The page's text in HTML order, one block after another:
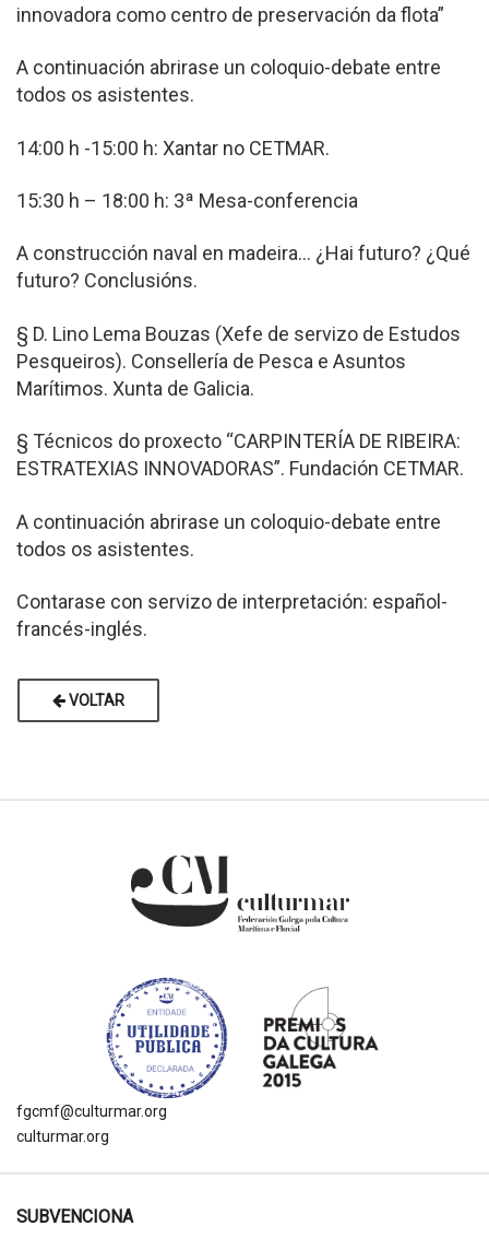
innovadora como centro de preservación da flota”
A continuación abrirase un coloquio-debate entre
todos os asistentes.
14:00 h -15:00 h: Xantar no CETMAR.
15:30 h – 18:00 h: 3ª Mesa-conferencia
A construcción naval en madeira… ¿Hai futuro? ¿Qué
futuro? Conclusións.
§ D. Lino Lema Bouzas (Xefe de servizo de Estudos
Pesqueiros). Consellería de Pesca e Asuntos
Marítimos. Xunta de Galicia.
§ Técnicos do proxecto “CARPINTERÍA DE RIBEIRA:
ESTRATEXIAS INNOVADORAS”. Fundación CETMAR.
A continuación abrirase un coloquio-debate entre
todos os asistentes.
Contarase con servizo de interpretación: español-
francés-inglés.
VOLTAR
fgcmf@culturmar.org
culturmar.org
SUBVENCIONA